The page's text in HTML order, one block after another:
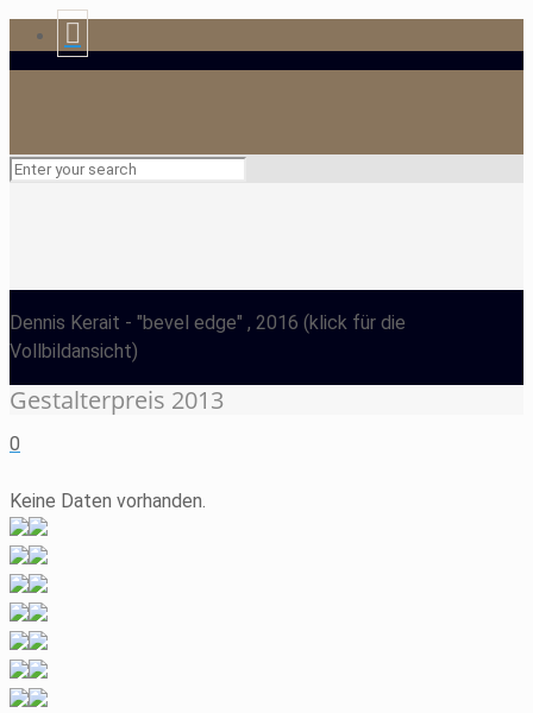
Dennis Kerait - "bevel edge" , 2016 (klick für die
Vollbildansicht)
Gestalterpreis 2013
0
Keine Daten vorhanden.